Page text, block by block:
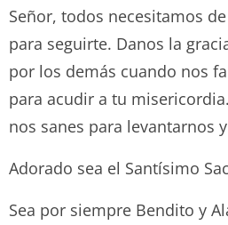
Señor, todos necesitamos
para seguirte. Danos la
por los demás cuando nos
para acudir a tu
nos sanes para levantarnos
Adorado sea el Santísimo
Sea por siempre